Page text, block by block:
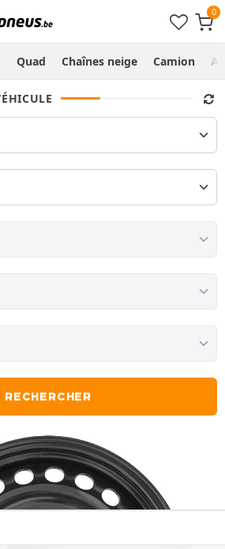
Quad Chaînes neige Camion
RECHERCHER